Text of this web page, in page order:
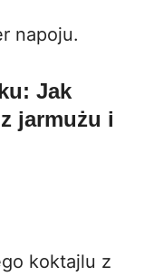
napoju.
Jak
jarmużu i
koktajlu z